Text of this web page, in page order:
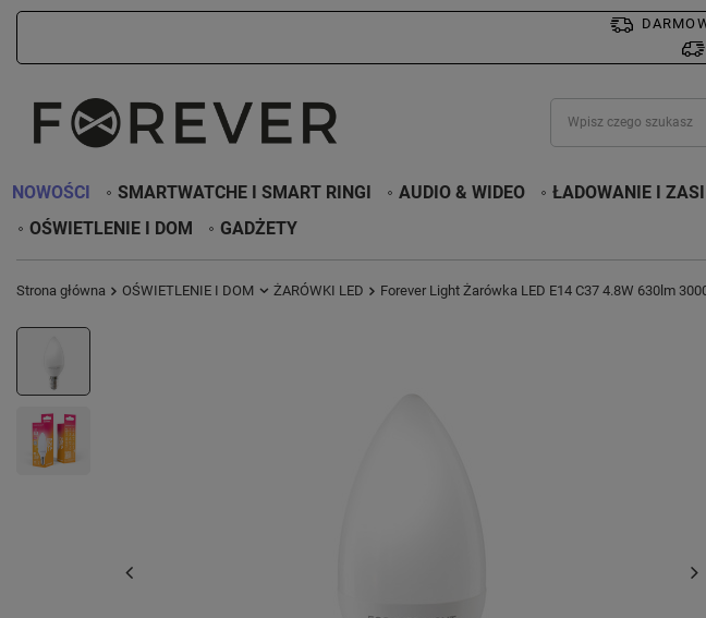
NOWOŚCI SMARTWATCHE I SMART RINGI AUDIO & WIDEO ŁADOWANIE I
OŚWIETLENIE I DOM
GADŻETY
Strona główna OŚWIETLENIE I DOM ŻARÓWKI LED Forever Light Żarówka LED E14 C37 4.8W 630lm